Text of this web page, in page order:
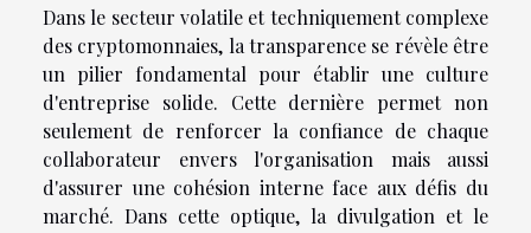
Dans le secteur volatile et techniquement complexe
des cryptomonnaies, la transparence se révèle être
un pilier fondamental pour établir une culture
d'entreprise solide. Cette dernière permet non
seulement de renforcer la confiance de chaque
collaborateur envers l'organisation mais aussi
d'assurer une cohésion interne face aux défis du
marché. Dans cette optique, la divulgation et le